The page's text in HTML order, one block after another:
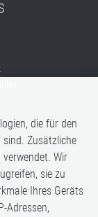
die für den
sind. Zusätzliche
Wir
sie zu
Ihres Geräts
Adressen,